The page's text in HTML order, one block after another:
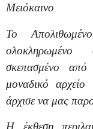
Μειόκαινο
Το
ολοκληρωμένο
σκεπασμένο
μοναδικό αρχείο
άρχισε να μας